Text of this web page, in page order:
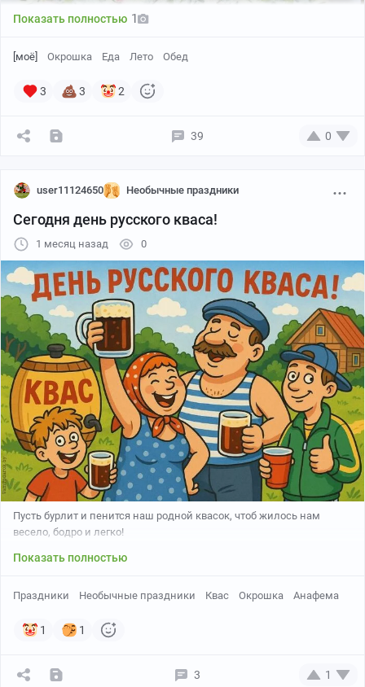
Надоел негатив. Даёшь волну постов летних обедов!
Окрошка с огурчиками со своего огорода. Готовлю на
воде с добавлением сметаны, майонеза и лимонной
кислоты для кислинки.
Всем хороших и вкусных выходных!
Показать полностью 1
[моё] Окрошка Еда Лето Обед
3 3 2
39 0
user11124650 Необычные праздники
Сегодня день русского кваса!
1 месяц назад 0
Пусть бурлит и пенится наш родной квасок, чтоб жилось нам
весело, бодро и легко!
Показать полностью
Праздники Необычные праздники Квас Окрошка Анафема
1 1
3 1